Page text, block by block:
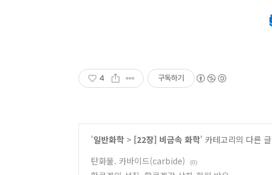
4 구독하기
'일반화학 > [22장] 비금속 화학' 카테고리의 다른 글
탄화물. 카바이드(carbide)
(0)